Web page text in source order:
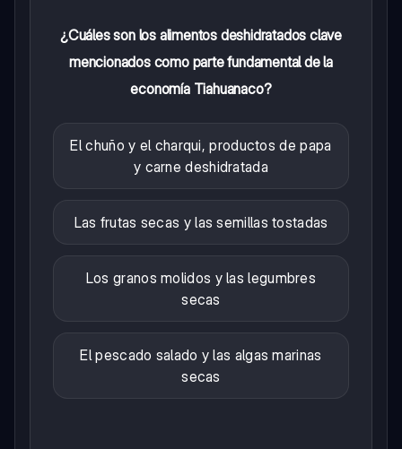
¿Cuáles son los alimentos deshidratados clave
mencionados como parte fundamental de la
economía Tiahuanaco?
El chuño y el charqui, productos de papa
y carne deshidratada
Las frutas secas y las semillas tostadas
Los granos molidos y las legumbres
secas
El pescado salado y las algas marinas
secas